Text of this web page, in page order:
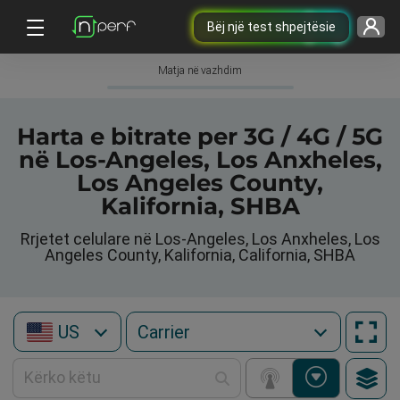
Bëj një test shpejtësie
Matja në vazhdim
Harta e bitrate per 3G / 4G / 5G
në Los-Angeles, Los Anxheles,
Los Angeles County,
Kalifornia, SHBA
Rrjetet celulare në Los-Angeles, Los Anxheles, Los
Angeles County, Kalifornia, California, SHBA
US